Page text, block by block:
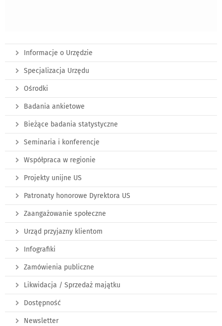
Informacje o Urzędzie
Specjalizacja Urzędu
Ośrodki
Badania ankietowe
Bieżące badania statystyczne
Seminaria i konferencje
Współpraca w regionie
Projekty unijne US
Patronaty honorowe Dyrektora US
Zaangażowanie społeczne
Urząd przyjazny klientom
Infografiki
Zamówienia publiczne
Likwidacja / Sprzedaż majątku
Dostępność
Newsletter